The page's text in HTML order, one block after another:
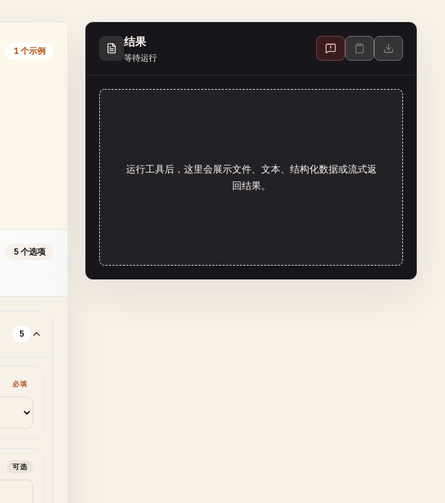
1 个示例
5 个选项
5
必填
可选
结果
等待运行
运行工具后，这里会展示文件、文本、结构化数据或流式返
回结果。